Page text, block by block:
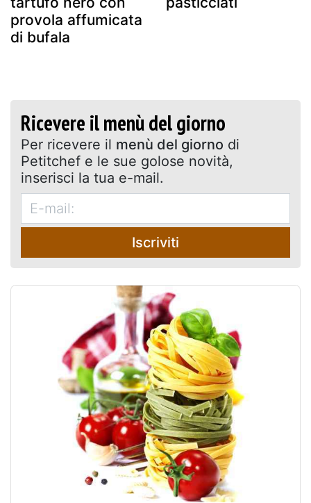
provola affumicata
di bufala
Ricevere il menù del giorno
Per ricevere il menù del giorno di
Petitchef e le sue golose novità,
inserisci la tua e-mail.
Iscriviti